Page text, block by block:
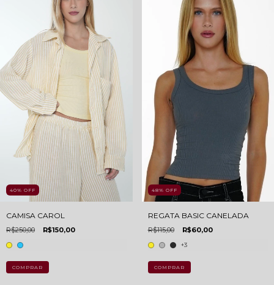
40% OFF
CAMISA CAROL
R$250,00 R$150,00
COMPRAR
48% OFF
REGATA BASIC CANELADA
R$115,00 R$60,00
+3
COMPRAR